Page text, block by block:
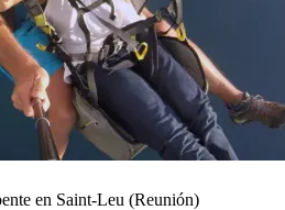
en Saint-Leu (Reunión)